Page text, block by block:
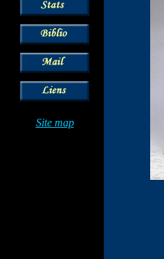
Site map